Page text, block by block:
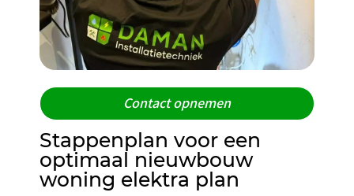
Contact opnemen
Stappenplan voor een
optimaal nieuwbouw
woning elektra plan